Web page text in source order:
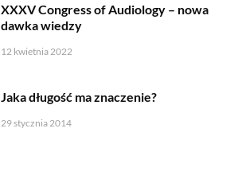
XXXV Congress of Audiology – nowa
dawka wiedzy
12 kwietnia 2022
Jaka długość ma znaczenie?
29 stycznia 2014